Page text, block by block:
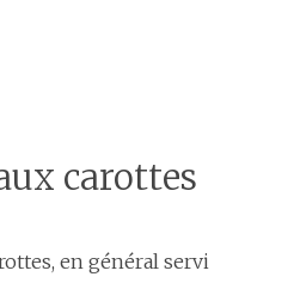
carottes
en général servi